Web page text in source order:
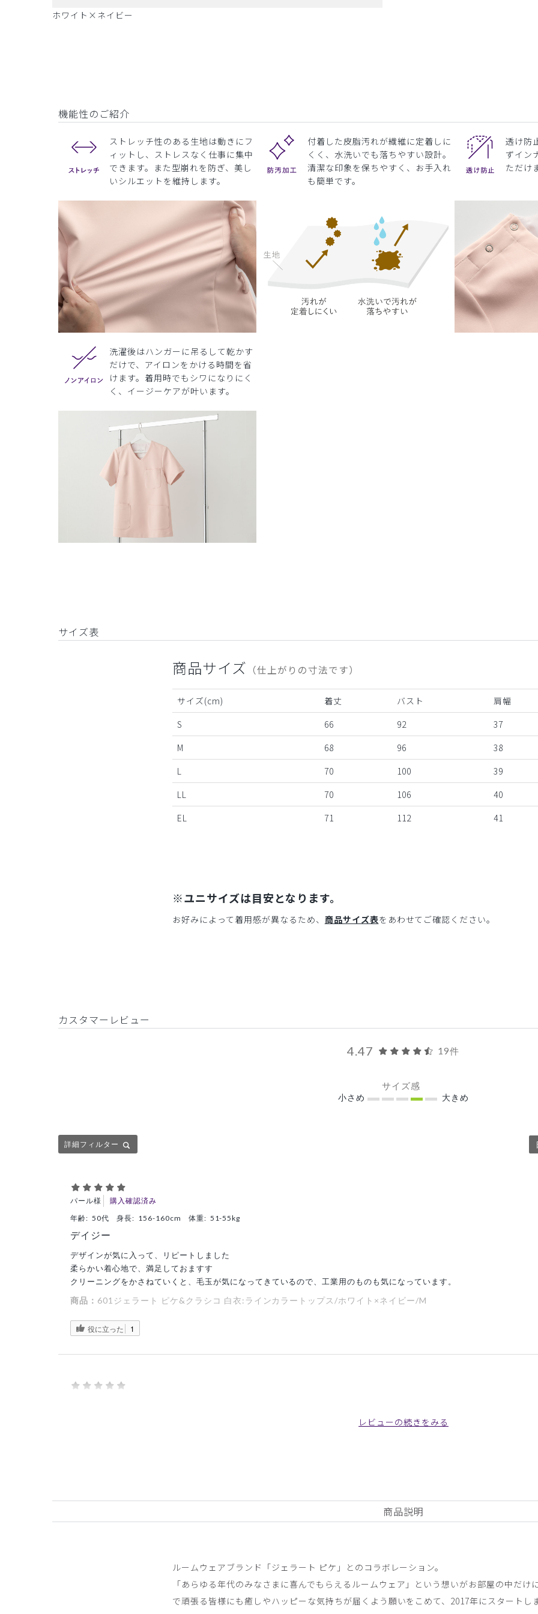
ホワイト×ネイビー
機能性のご紹介
ストレッチ性のある生地は動きにフ
ィットし、ストレスなく仕事に集中
できます。また型崩れを防ぎ、美し
いシルエットを維持します。
付着した皮脂汚れが繊維に定着しに
くく、水洗いでも落ちやすい設計。
清潔な印象を保ちやすく、お手入れ
も簡単です。
透け防
ずイン
ただけ
洗濯後はハンガーに吊るして乾かす
だけで、アイロンをかける時間を省
けます。着用時でもシワになりにく
く、イージーケアが叶います。
サイズ表
商品サイズ （仕上がりの寸法です）
サイズ(cm) 着丈 バスト
肩幅
S
66 92
37
M
68 96
38
L
70 100
39
LL
70 106
40
EL
71 112 41
※ユニサイズは目安となります。
お好みによって着用感が異なるため、 商品サイズ表をあわせてご確認ください。
カスタマーレビュー
4.47 19件
サイズ感
小さめ 大きめ
詳細フィルター
パール様
購入確認済み
年齢: 50代 身長: 156-160cm 体重: 51-55kg
デイジー
デザインが気に入って、リピートしました
柔らかい着心地で、満足しておますす
クリーニングをかさねていくと、毛玉が気になってきているので、工業用のものも気になっています。
商品： 601ジェラート ピケ&クラシコ 白衣:ラインカラートップス/ホワイト×ネイビー/M
役に立った 1
156-160cm 体重: 56-60kg
素材が良質で、着心地が良く、デザインが上品です。
601ジェラート ピケ&クラシコ 白衣:ラインカラートップス/ピンク/LL
レビューの続きをみる
商品説明
ルームウェアブランド「ジェラート ピケ」とのコラボレーション。
「あらゆる年代のみなさまに喜んでもらえるルームウェア」という想いがお部屋の中だけ
で頑張る皆様にも癒しやハッピーな気持ちが届くよう願いをこめて、2017年にスタートし